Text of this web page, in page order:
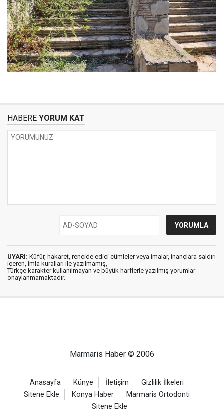
HABERE YORUM KAT
UYARI: Küfür, hakaret, rencide edici cümleler veya imalar, inançlara saldırı
içeren, imla kuralları ile yazılmamış,
Türkçe karakter kullanılmayan ve büyük harflerle yazılmış yorumlar
onaylanmamaktadır.
Marmaris Haber © 2006
Anasayfa Künye İletişim
Gizlilik İlkeleri
Sitene Ekle
Konya Haber
Marmaris Ortodonti
Sitene Ekle